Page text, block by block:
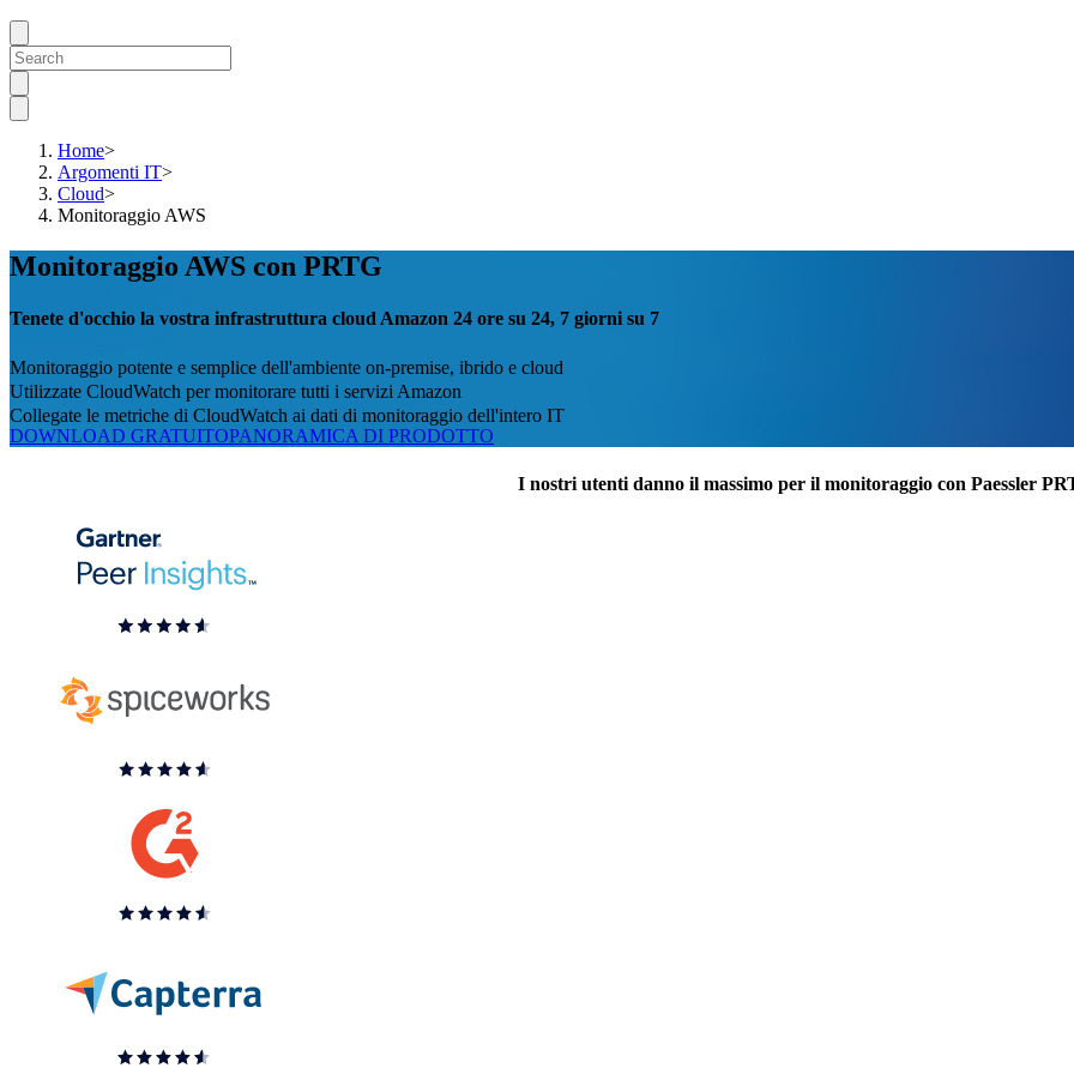
Home>
Argomenti IT>
Cloud>
Monitoraggio AWS
Monitoraggio AWS con PRTG
Tenete d'occhio la vostra infrastruttura cloud Amazon 24 ore su 24, 7 giorni su 7
Monitoraggio potente e semplice dell'ambiente on-premise, ibrido e cloud
Utilizzate CloudWatch per monitorare tutti i servizi Amazon
Collegate le metriche di CloudWatch ai dati di monitoraggio dell'intero IT
DOWNLOAD GRATUITOPANORAMICA DI PRODOTTO
I nostri utenti danno il massimo per il monitoraggio con Paessler